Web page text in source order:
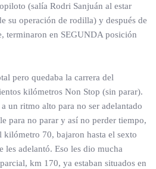
(salía Rodri Sanjuán al estar
su operación de rodilla) y después de
terminaron en SEGUNDA posición
pero quedaba la carrera del
kilómetros Non Stop (sin parar).
un ritmo alto para no ser adelantado
para no parar y así no perder tiempo,
kilómetro 70, bajaron hasta el sexto
les adelantó. Eso les dio mucha
km 170, ya estaban situados en